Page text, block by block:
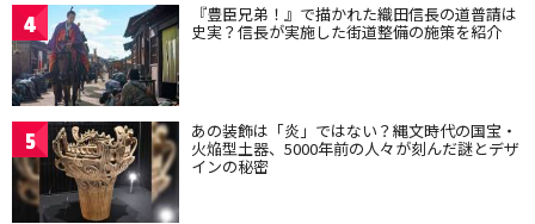
4 『豊臣兄弟！』で描かれた織田信長の道普請は
史実？信長が実施した街道整備の施策を紹介
5 あの装飾は「炎」ではない？縄文時代の国宝・
火焔型土器、5000年前の人々が刻んだ謎とデザ
インの秘密